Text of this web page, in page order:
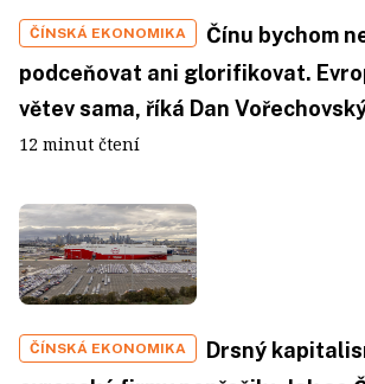
ČÍNSKÁ EKONOMIKA
Čínu bychom
podceňovat ani glorifikovat.
větev sama, říká Dan
12 minut čtení
ČÍNSKÁ EKONOMIKA
Drsný